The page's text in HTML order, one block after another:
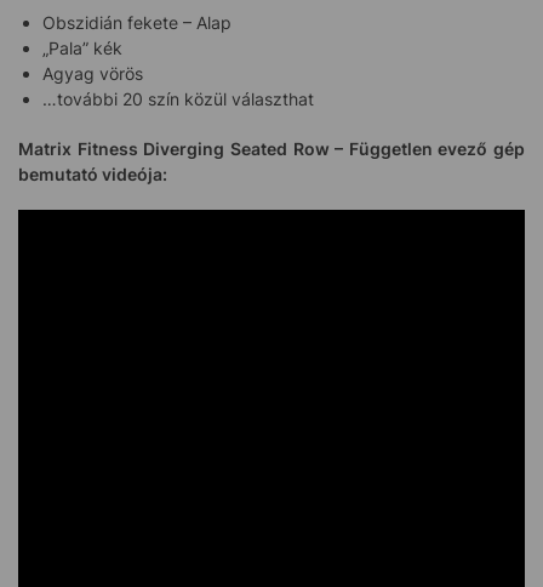
Obszidián fekete – Alap
„Pala” kék
Agyag vörös
…további 20 szín közül választhat
Matrix Fitness Diverging Seated Row – Független evező gép
bemutató videója: